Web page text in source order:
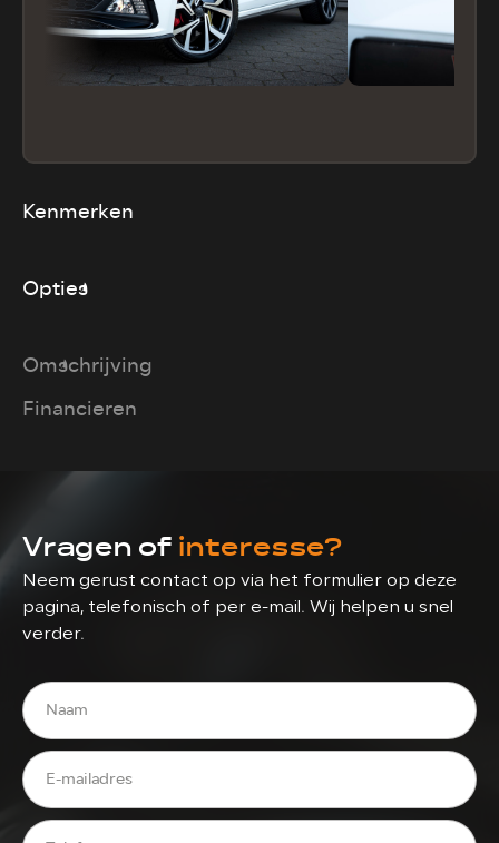
Kenmerken
Opties
Omschrijving
Financieren
Vragen of interesse?
Neem gerust contact op via het formulier op deze
pagina, telefonisch of per e-mail. Wij helpen u snel
verder.